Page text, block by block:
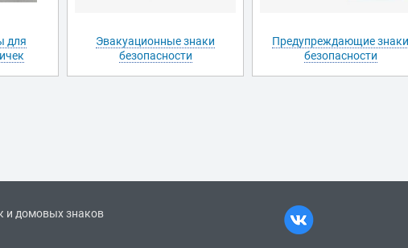
для
Эвакуационные знаки
безопасности
Предупреждающие знаки
безопасности
и домовых знаков